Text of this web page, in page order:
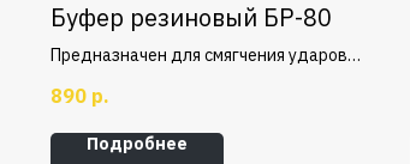
Буфер резиновый БР-80
Предназначен для смягчения ударов и
и грузовых тележек на упоры. Буфера
резиновые имеют упругий элемент,
который поглощает кинетическую
890 р.
Подробнее